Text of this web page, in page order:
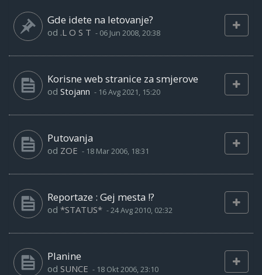
Gde idete na letovanje?
od .L O S T - 06 Jun 2008, 20:38
Korisne web stranice za smjerove
od Stojann - 16 Avg 2021, 15:20
Putovanja
od ZOE - 18 Mar 2006, 18:31
Reportaze : Gej mesta !?
od *STATUS* -24 Avg 2010, 02:32
Planine
od SUNCE - 18 Okt 2006, 23:10